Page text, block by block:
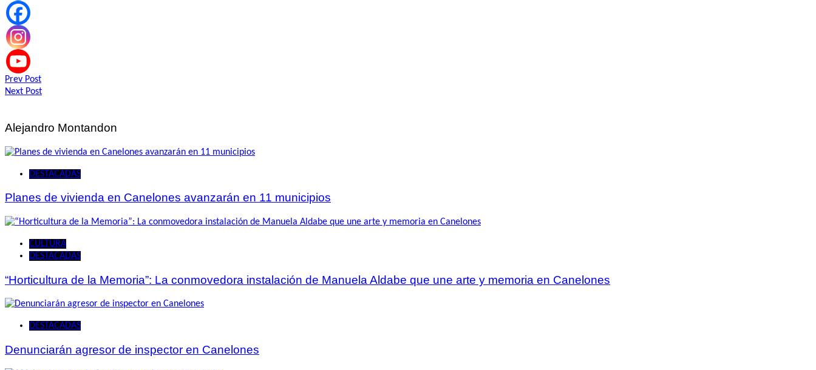
Navegación
de
Prev Post
Next Post
Alejandro Montandon
DESTACADAS
Planes de vivienda en Canelones avanzarán en 11 municipios
CULTURA
DESTACADAS
“Horticultura de la Memoria”: La conmovedora instalación de Manuela Aldabe que une arte y memoria en Canelones
DESTACADAS
Denunciarán agresor de inspector en Canelones